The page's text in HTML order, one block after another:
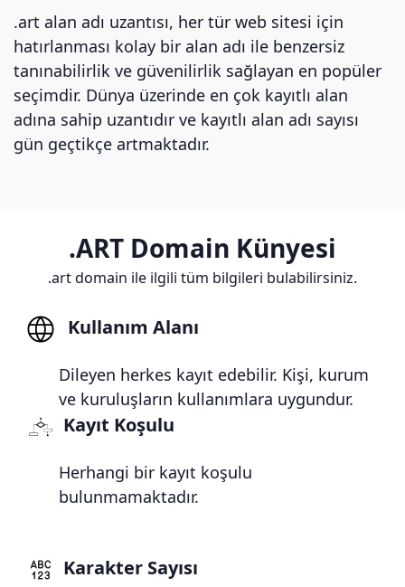
.art alan adı uzantısı, her tür web sitesi için
hatırlanması kolay bir alan adı ile benzersiz
tanınabilirlik ve güvenilirlik sağlayan en popüler
seçimdir. Dünya üzerinde en çok kayıtlı alan
adına sahip uzantıdır ve kayıtlı alan adı sayısı
gün geçtikçe artmaktadır.
.ART Domain Künyesi
.art domain ile ilgili tüm bilgileri bulabilirsiniz.
Kullanım Alanı
Dileyen herkes kayıt edebilir. Kişi, kurum
ve kuruluşların kullanımlara uygundur.
Kayıt Koşulu
Herhangi bir kayıt koşulu
bulunmamaktadır.
Karakter Sayısı